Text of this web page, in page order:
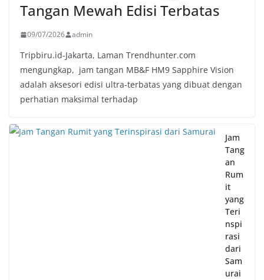
Tangan Mewah Edisi Terbatas
09/07/2026 admin
Tripbiru.id-Jakarta, Laman Trendhunter.com
mengungkap, jam tangan MB&F HM9 Sapphire Vision
adalah aksesori edisi ultra-terbatas yang dibuat dengan
perhatian maksimal terhadap
Jam
Tang
an
Rum
it
yang
Teri
nspi
rasi
dari
Sam
urai